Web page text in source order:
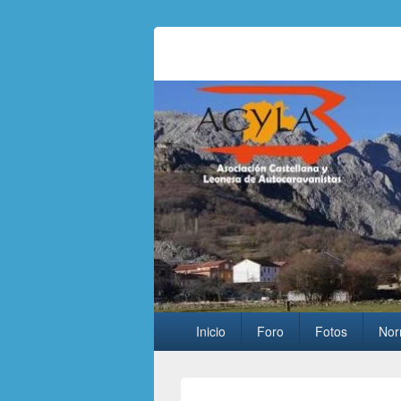
Asociación
principalInicio Foro Fotos